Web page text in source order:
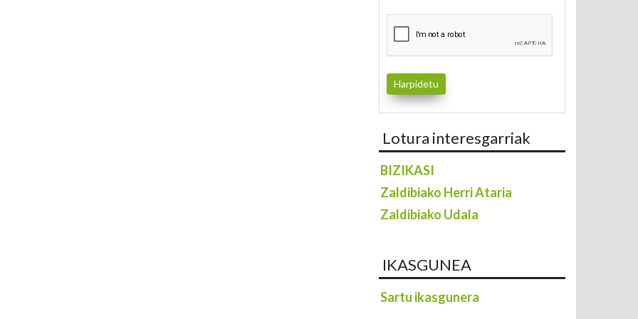
Lotura interesgarriak
BIZIKASI
Zaldibiako Herri Ataria
Zaldibiako Udala
IKASGUNEA
Sartu ikasgunera